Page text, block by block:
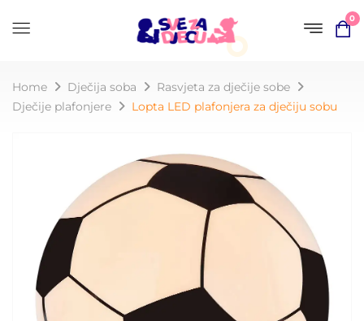
0
Home Dječija soba
Rasvjeta za dječije sobe
Dječije plafonjere
Lopta LED plafonjera za dječiju sobu